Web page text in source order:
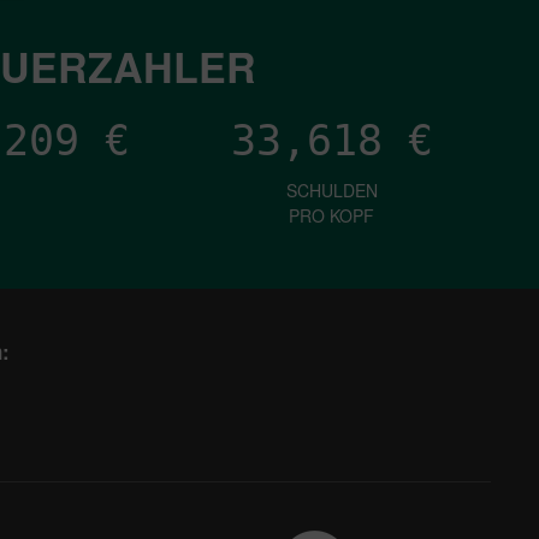
€ 33,618 €
SCHULDEN
PRO KOPF